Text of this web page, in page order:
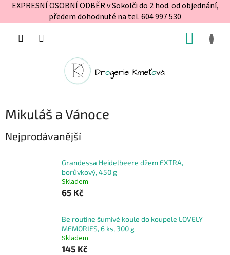
EXPRESNÍ OSOBNÍ ODBĚR v Sokolči do 2 hod. od objednání,
předem dohodnuté na tel. 604 997 530
Mikuláš a Vánoce
Nejprodávanější
Grandessa Heidelbeere džem EXTRA,
borůvkový, 450 g
Skladem
65 Kč
Be routine šumivé koule do koupele LOVELY
MEMORIES, 6 ks, 300 g
Skladem
145 Kč